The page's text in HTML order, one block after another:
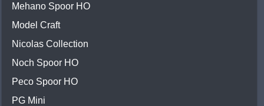
Mehano Spoor HO
Model Craft
Nicolas Collection
Noch Spoor HO
Peco Spoor HO
PG Mini